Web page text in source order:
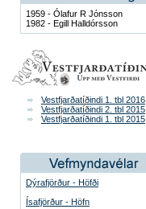
1959 - Ólafur R Jónsson
1982 - Egill Halldórsson
Vestfjarðatíðindi 1. tbl 2016
Vestfjarðatíðindi 2. tbl 2015
Vestfjarðatíðindi 1. tbl 2015
Dýrafjörður - Höfði
Ísafjörður - Höfn